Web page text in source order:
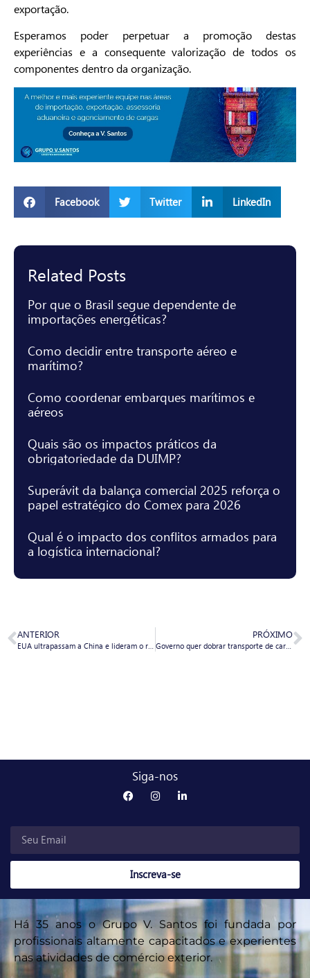
exportação.
Esperamos poder perpetuar a promoção destas
experiências e a consequente valorização de todos os
componentes dentro da organização.
Facebook Twitter LinkedIn
Related Posts
Por que o Brasil segue dependente de
importações energéticas?
Como decidir entre transporte aéreo e
marítimo?
Como coordenar embarques marítimos e
aéreos
Quais são os impactos práticos da
obrigatoriedade da DUIMP?
Superávit da balança comercial 2025 reforça o
papel estratégico do Comex para 2026
Qual é o impacto dos conflitos armados para
a logística internacional?
ANTERIOR PRÓXIMO
Governo quer dobrar transporte de carga por ferrovias, diz ministro
Siga-nos
Inscreva-se
Há 35 anos o Grupo V. Santos foi fundada por
profissionais altamente capacitados e experientes
nas atividades de comércio exterior.